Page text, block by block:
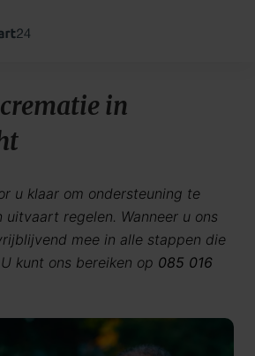
in
u klaar om ondersteuning te
uitvaart regelen. Wanneer u ons
mee in alle stappen die
kunt ons bereiken op 085 016